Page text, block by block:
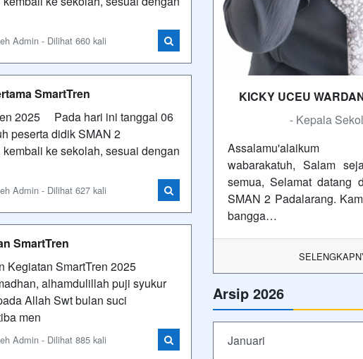
Admin - Dilihat 660 kali
SmartTren
2025 Pada hari ini tanggal 06
peserta didik SMAN 2
ke sekolah, sesuai dengan
Admin - Dilihat 627 kali
SmartTren
Kegiatan SmartTren 2025
alhamdulillah puji syukur
Allah Swt bulan suci
men
Admin - Dilihat 885 kali
KICKY UCEU
- Kepala
Assalamu'alaikum
wabarakatuh, Salam
semua, Selamat datang
SMAN 2 Padalarang.
bangga…
Arsip 2026
Januari